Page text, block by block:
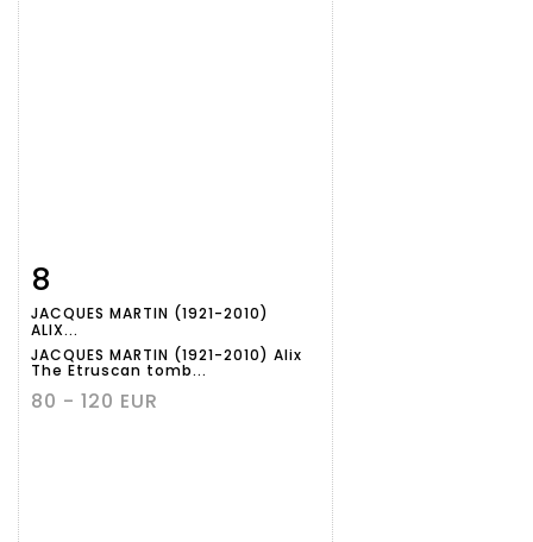
8
JACQUES MARTIN (1921-2010)
ALIX...
JACQUES MARTIN (1921-2010) Alix
The Etruscan tomb...
80 - 120 EUR